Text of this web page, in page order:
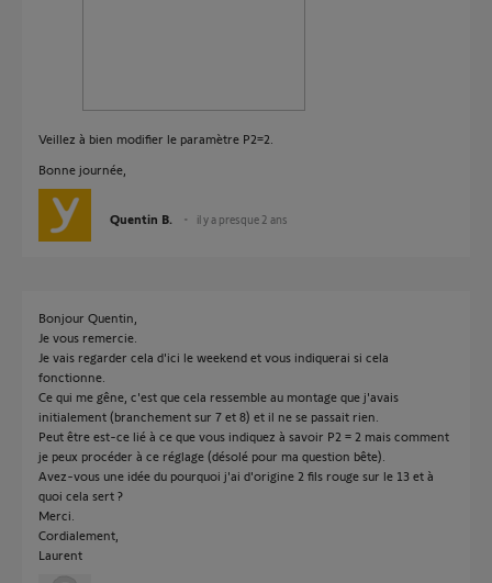
Veillez à bien modifier le paramètre P2=2.
Bonne journée,
Quentin B. il y a presque 2 ans
Bonjour Quentin,
Je vous remercie.
Je vais regarder cela d'ici le weekend et vous indiquerai si cela
fonctionne.
Ce qui me gêne, c'est que cela ressemble au montage que j'avais
initialement (branchement sur 7 et 8) et il ne se passait rien.
Peut être est-ce lié à ce que vous indiquez à savoir P2 = 2 mais comment
je peux procéder à ce réglage (désolé pour ma question bête).
Avez-vous une idée du pourquoi j'ai d'origine 2 fils rouge sur le 13 et à
quoi cela sert ?
Merci.
Cordialement,
Laurent